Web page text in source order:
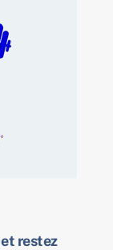
restez